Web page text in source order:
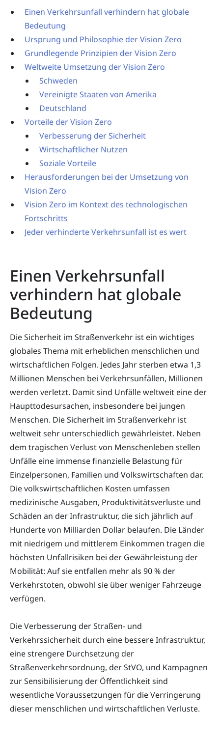
Einen Verkehrsunfall verhindern hat globale
Bedeutung
Ursprung und Philosophie der Vision Zero
Grundlegende Prinzipien der Vision Zero
Weltweite Umsetzung der Vision Zero
Schweden
Vereinigte Staaten von Amerika
Deutschland
Vorteile der Vision Zero
Verbesserung der Sicherheit
Wirtschaftlicher Nutzen
Soziale Vorteile
Herausforderungen bei der Umsetzung von
Vision Zero
Vision Zero im Kontext des technologischen
Fortschritts
Jeder verhinderte Verkehrsunfall ist es wert
Einen Verkehrsunfall
verhindern hat globale
Bedeutung
Die Sicherheit im Straßenverkehr ist ein wichtiges
globales Thema mit erheblichen menschlichen und
wirtschaftlichen Folgen. Jedes Jahr sterben etwa 1,3
Millionen Menschen bei Verkehrsunfällen, Millionen
werden verletzt. Damit sind Unfälle weltweit eine der
Haupttodesursachen, insbesondere bei jungen
Menschen. Die Sicherheit im Straßenverkehr ist
weltweit sehr unterschiedlich gewährleistet. Neben
dem tragischen Verlust von Menschenleben stellen
Unfälle eine immense finanzielle Belastung für
Einzelpersonen, Familien und Volkswirtschaften dar.
Die volkswirtschaftlichen Kosten umfassen
medizinische Ausgaben, Produktivitätsverluste und
Schäden an der Infrastruktur, die sich jährlich auf
Hunderte von Milliarden Dollar belaufen. Die Länder
mit niedrigem und mittlerem Einkommen tragen die
höchsten Unfallrisiken bei der Gewährleistung der
Mobilität: Auf sie entfallen mehr als 90 % der
Verkehrstoten, obwohl sie über weniger Fahrzeuge
verfügen.
Die Verbesserung der Straßen- und
Verkehrssicherheit durch eine bessere Infrastruktur,
eine strengere Durchsetzung der
Straßenverkehrsordnung, der StVO, und Kampagnen
zur Sensibilisierung der Öffentlichkeit sind
wesentliche Voraussetzungen für die Verringerung
dieser menschlichen und wirtschaftlichen Verluste.